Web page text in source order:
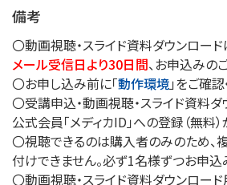
備考
〇動画視聴・スライド資料ダウンロード
メール受信日より30日間、お申込みの
〇お申し込み前に「動作環境」をご確
〇受講申込・動画視聴・スライド資料
公式会員「メディカID」への登録（無料）
〇視聴できるのは購入者のみのため、
付けできません。必ず1名様ずつお申込
〇動画視聴・スライド資料ダウンロード